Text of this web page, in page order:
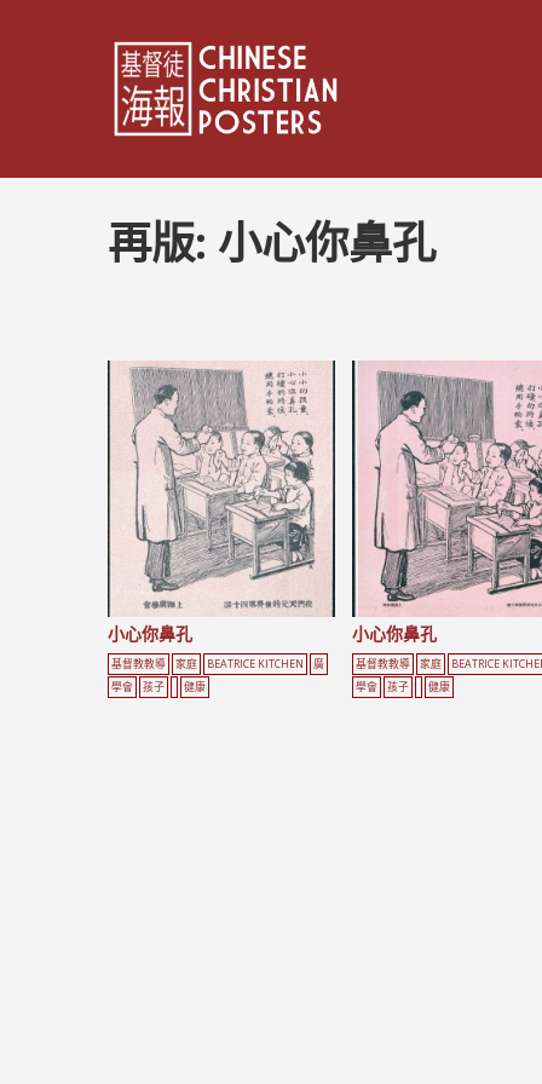
再版: 小心你鼻孔
小心你鼻孔
基督教教導 家庭 BEATRICE KITCHEN
廣
學會
孩子 健康
小心你鼻孔
基督教教導 家庭
BEATRICE
學會
孩子 健康